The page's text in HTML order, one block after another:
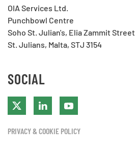
OIA Services Ltd.
Punchbowl Centre
Soho St. Julian's, Elia Zammit Street
St. Julians, Malta, STJ 3154
SOCIAL
PRIVACY & COOKIE POLICY